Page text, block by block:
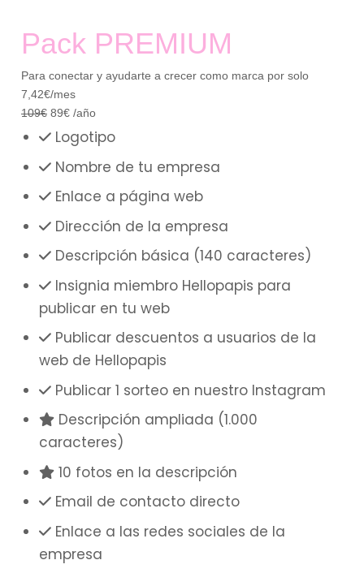
Pack PREMIUM
Para conectar y ayudarte a crecer como marca por solo
7,42€/mes
109€ 89€ /año
Logotipo
Nombre de tu empresa
Enlace a página web
Dirección de la empresa
Descripción básica (140 caracteres)
Insignia miembro Hellopapis para
publicar en tu web
Publicar descuentos a usuarios de la
web de Hellopapis
Publicar 1 sorteo en nuestro Instagram
Descripción ampliada (1.000
caracteres)
10 fotos en la descripción
Email de contacto directo
Enlace a las redes sociales de la
empresa